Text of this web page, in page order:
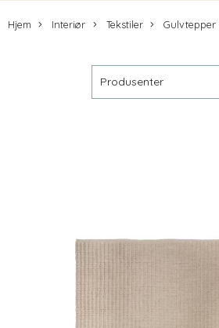
Hjem Interiør Tekstiler Gulvtepper
Produsenter